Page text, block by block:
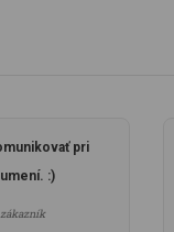
pri
:)